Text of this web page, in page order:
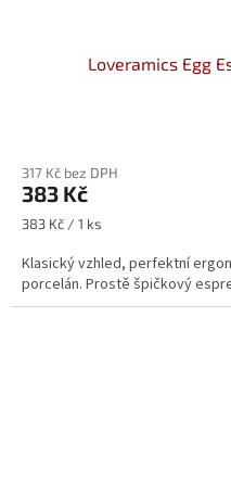
Loveramics Egg
317 Kč bez DPH
383 Kč
Měrná
383 Kč / 1 ks
Klasický vzhled, perfektní
porcelán. Prostě špičkový